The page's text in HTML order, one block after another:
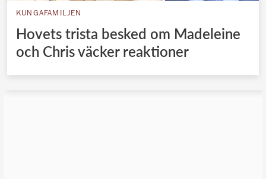
KUNGAFAMILJEN
Hovets trista besked om Madeleine
och Chris väcker reaktioner